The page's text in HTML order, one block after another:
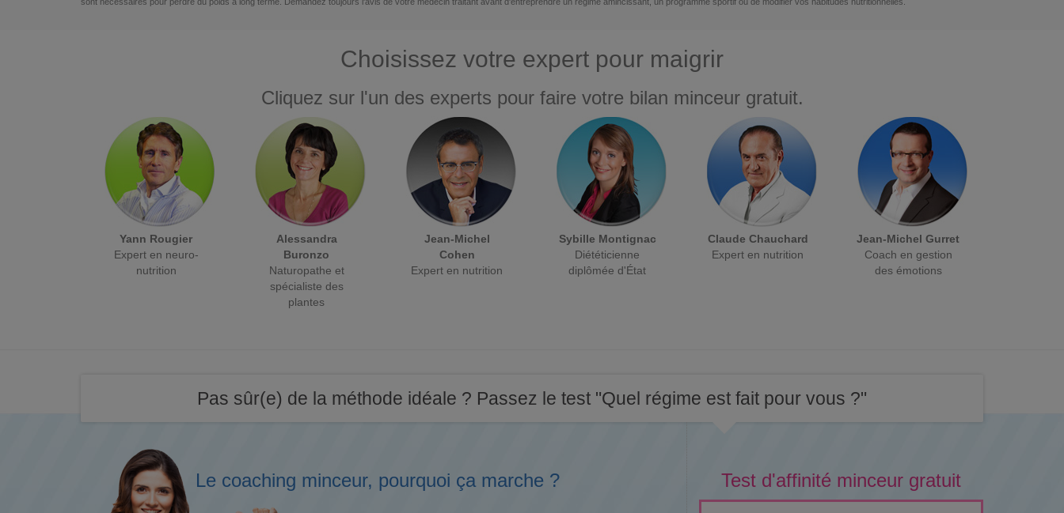
Choisissez votre expert pour maigrir
Cliquez sur l'un des experts pour faire votre bilan minceur gratuit.
Yann Rougier
Expert en neuro-
nutrition
Alessandra
Buronzo
Naturopathe et
spécialiste des
plantes
Jean-Michel
Cohen
Expert en nutrition
Sybille Montignac
Diététicienne
diplômée d'État
Claude Chauchard
Expert en nutrition
Jean-Michel Gurret
Coach en gestion
des émotions
Pas sûr(e) de la méthode idéale ? Passez le test "Quel régime est fait pour vous ?"
Test d'affinité minceur gratuit
Le coaching minceur, pourquoi ça marche ?